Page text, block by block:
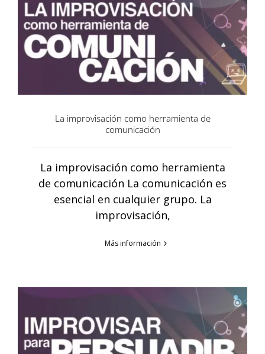
La improvisación como herramienta de
comunicación
La improvisación como herramienta
de comunicación La comunicación es
esencial en cualquier grupo. La
improvisación,
Más información